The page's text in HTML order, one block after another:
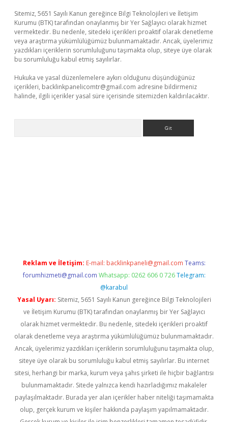
Sitemiz, 5651 Sayılı Kanun gereğince Bilgi Teknolojileri ve İletişim
Kurumu (BTK) tarafından onaylanmış bir Yer Sağlayıcı olarak hizmet
vermektedir. Bu nedenle, sitedeki içerikleri proaktif olarak denetleme
veya araştırma yükümlülüğümüz bulunmamaktadır. Ancak, üyelerimiz
yazdıkları içeriklerin sorumluluğunu taşımakta olup, siteye üye olarak
bu sorumluluğu kabul etmiş sayılırlar.
Hukuka ve yasal düzenlemelere aykırı olduğunu düşündüğünüz
içerikleri, backlinkpanelicomtr@gmail.com adresine bildirmeniz
halinde, ilgili içerikler yasal süre içerisinde sitemizden kaldırılacaktır.
Reklam ve İletişim: E-mail: backlinkpaneli@gmail.com Teams:
forumhizmeti@gmail.com Whatsapp: 0262 606 0 726 Telegram:
@karabul
Yasal Uyarı: Sitemiz, 5651 Sayılı Kanun gereğince Bilgi Teknolojileri
ve İletişim Kurumu (BTK) tarafından onaylanmış bir Yer Sağlayıcı
olarak hizmet vermektedir. Bu nedenle, sitedeki içerikleri proaktif
olarak denetleme veya araştırma yükümlülüğümüz bulunmamaktadır.
Ancak, üyelerimiz yazdıkları içeriklerin sorumluluğunu taşımakta olup,
siteye üye olarak bu sorumluluğu kabul etmiş sayılırlar. Bu internet
sitesi, herhangi bir marka, kurum veya şahıs şirketi ile hiçbir bağlantısı
bulunmamaktadır. Sitede yalnızca kendi hazırladığımız makaleler
paylaşılmaktadır. Burada yer alan içerikler haber niteliği taşımamakta
olup, gerçek kurum ve kişiler hakkında paylaşım yapılmamaktadır.